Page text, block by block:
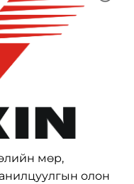
мөр,
олон